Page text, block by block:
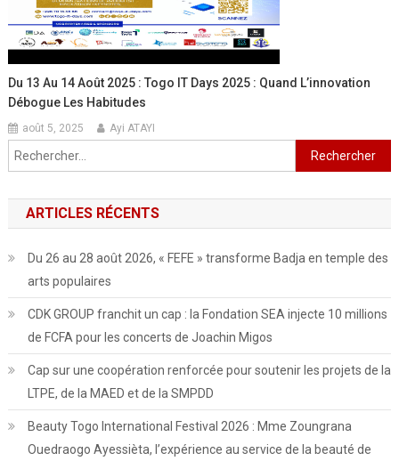
Du 13 Au 14 Août 2025 : Togo IT Days 2025 : Quand L’innovation
Débogue Les Habitudes
août 5, 2025 Ayi ATAYI
Rechercher :
ARTICLES RÉCENTS
Du 26 au 28 août 2026, « FEFE » transforme Badja en temple des
arts populaires
CDK GROUP franchit un cap : la Fondation SEA injecte 10 millions
de FCFA pour les concerts de Joachin Migos
Cap sur une coopération renforcée pour soutenir les projets de la
LTPE, de la MAED et de la SMPDD
Beauty Togo International Festival 2026 : Mme Zoungrana
Ouedraogo Ayessièta, l’expérience au service de la beauté de